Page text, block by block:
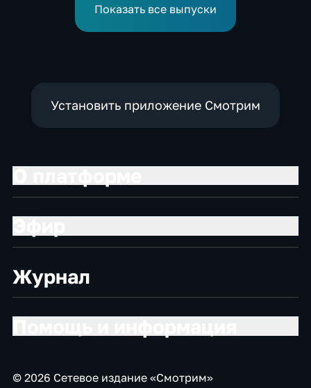
Показать все выпуски
Установить приложение Смотрим
Журнал
© 2026 Сетевое издание «Смотрим»